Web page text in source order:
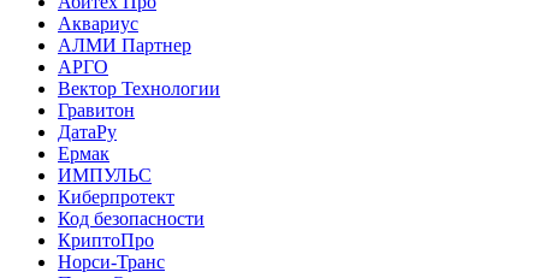
Аквариус
АЛМИ Партнер
АРГО
Вектор Технологии
Гравитон
ДатаРу
Ермак
ИМПУЛЬС
Киберпротект
Код безопасности
КриптоПро
Норси-Транс